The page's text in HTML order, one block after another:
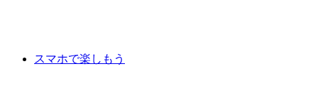
スマホで楽しもう